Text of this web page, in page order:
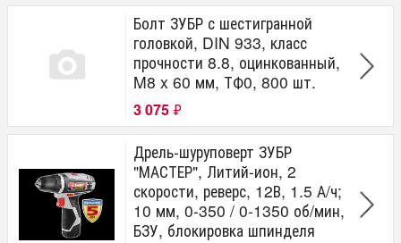
Болт ЗУБР с шестигранной
головкой, DIN 933, класс
прочности 8.8, оцинкованный,
M8 x 60 мм, ТФ0, 800 шт.
3 075 ₽
Дрель-шуруповерт ЗУБР
"МАСТЕР", Литий-ион, 2
скорости, реверс, 12В, 1.5 А/ч;
10 мм, 0-350 / 0-1350 об/мин,
БЗУ, блокировка шпинделя